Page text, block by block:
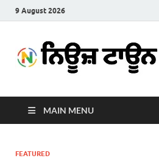
9 August 2026
MAIN MENU
FEATURED